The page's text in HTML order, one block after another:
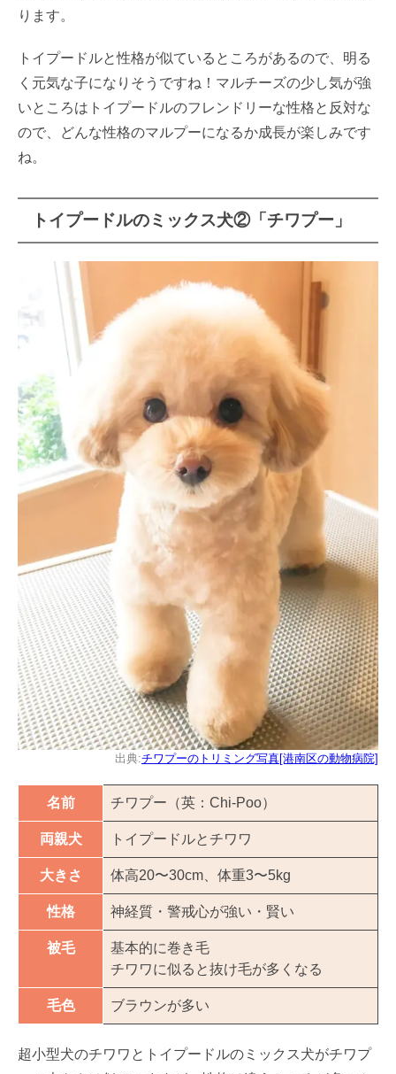
ります。
トイプードルと性格が似ているところがあるので、明る
く元気な子になりそうですね！マルチーズの少し気が強
いところはトイプードルのフレンドリーな性格と反対な
ので、どんな性格のマルプーになるか成長が楽しみです
ね。
トイプードルのミックス犬②「チワプー」
出典:チワプーのトリミング写真[港南区の動物病院]
名前 チワプー（英：Chi-Poo）
両親犬 トイプードルとチワワ
大きさ 体高20〜30cm、体重3〜5kg
性格 神経質・警戒心が強い・賢い
被毛
基本的に巻き毛
チワワに似ると抜け毛が多くなる
毛色 ブラウンが多い
超小型犬のチワワとトイプードルのミックス犬がチワプ